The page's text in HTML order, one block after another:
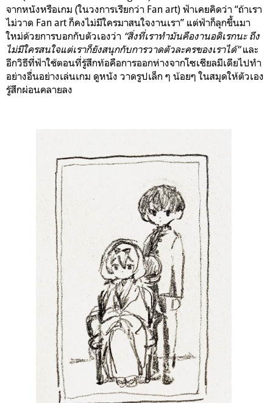
จากหนังหรือเกม (ในวงการเรียกว่า Fan art) ฟ้าเคยคิดว่า “ถ้าเรา
ไม่วาด Fan art ก็คงไม่มีใครมาสนใจงานเรา” แต่ฟ้าก็ลุกขึ้นมา
ใหม่ด้วยการบอกกับตัวเองว่า “สิ่งที่เราทำมันคืองานอดิเรกนะ ถึง
ไม่มีใครสนใจแต่เราก็ยังสนุกกับการวาดตัวละครของเราได้”และ
อีกวิธีที่ฟ้าใช้ตอนที่รู้สึกท้อคือการออกห่างจากโซเชียลมีเดียไปทำ
อย่างอื่นอย่างเล่นเกม ดูหนัง วาดรูปเล็ก ๆ น้อยๆ ในสมุดให้ตัวเอง
รู้สึกผ่อนคลายลง